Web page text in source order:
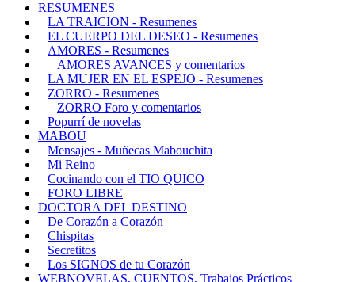
RESUMENES
LA TRAICION - Resumenes
EL CUERPO DEL DESEO - Resumenes
AMORES - Resumenes
AMORES AVANCES y comentarios
LA MUJER EN EL ESPEJO - Resumenes
ZORRO - Resumenes
ZORRO Foro y comentarios
Popurrí de novelas
MABOU
Mensajes - Muñecas Mabouchita
Mi Reino
Cocinando con el TIO QUICO
FORO LIBRE
DOCTORA DEL DESTINO
De Corazón a Corazón
Chispitas
Secretitos
Los SIGNOS de tu Corazón
WEBNOVELAS, CUENTOS, Trabajos Prácticos